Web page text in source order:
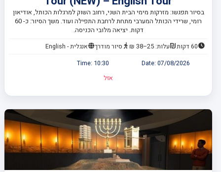
בסיור תפגשו: מזרקות מימי הבית השני, רחוב השוק למרגלות הכותל, אודיאון
רומי, שרידי הכותל המערבי מתחת לרחבת התפילה ועוד. משך הסיור: כ- 60
דקות. יציאה מלובי הכניסה.
60 דקות עלות: 25–38 ₪ סיור מודרך
אנגלית - English
Date: 07/08/2026
Time: 10:30
אזל